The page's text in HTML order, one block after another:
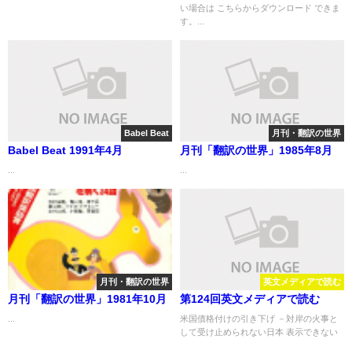
い場合は こちらからダウンロード できま
す。...
Babel Beat
Babel Beat 1991年4月
月刊・翻訳の世界
月刊「翻訳の世界」1985年8月
月刊・翻訳の世界
月刊「翻訳の世界」1981年10月
英文メディアで読む
第124回英文メディアで読む
米国債格付けの引き下げ －対岸の火事と
して受け止められない日本 表示できない